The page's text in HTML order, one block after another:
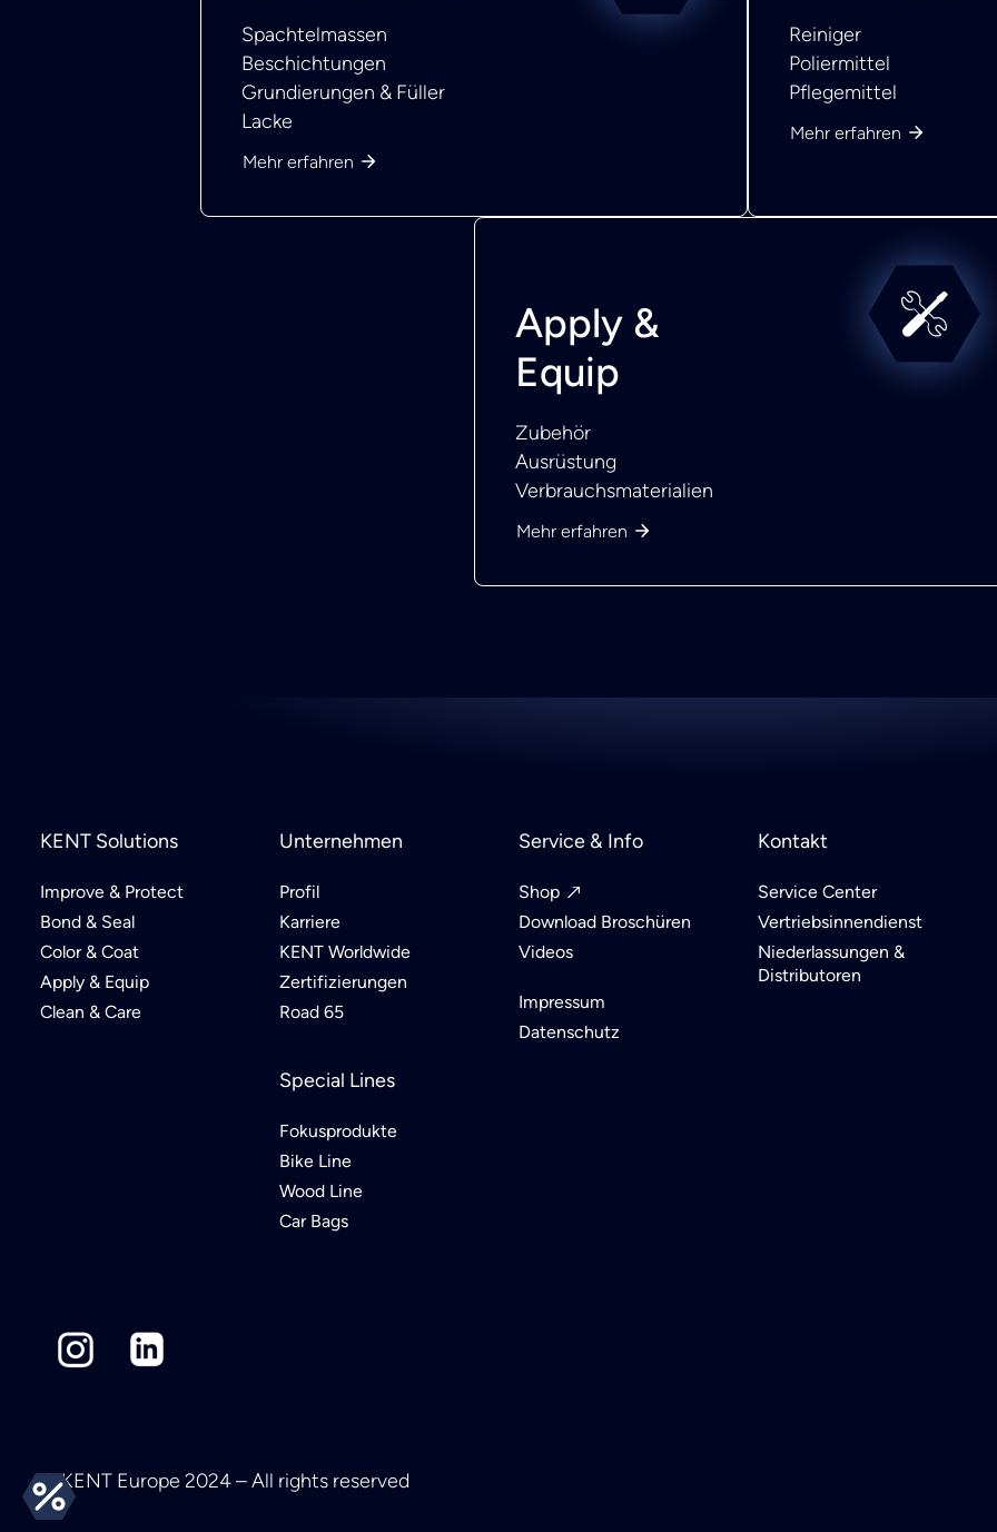
Spachtelmassen
Beschichtungen
Grundierungen & Füller
Lacke
Mehr erfahren
Reiniger
Poliermittel
Pflegemittel
Mehr erfahren
Apply &
Equip
Zubehör
Ausrüstung
Verbrauchsmaterialien
Mehr erfahren
KENT Solutions
Improve & Protect
Bond & Seal
Color & Coat
Apply & Equip
Clean & Care
Unternehmen
Profil
Karriere
KENT Worldwide
Zertifizierungen
Road 65
Special Lines
Fokusprodukte
Bike Line
Wood Line
Car Bags
Service & Info
Shop
Download Broschüren
Videos
Impressum
Datenschutz
Kontakt
Service Center
Vertriebsinnendienst
Niederlassungen &
Distributoren
© KENT Europe 2024 – All rights reserved